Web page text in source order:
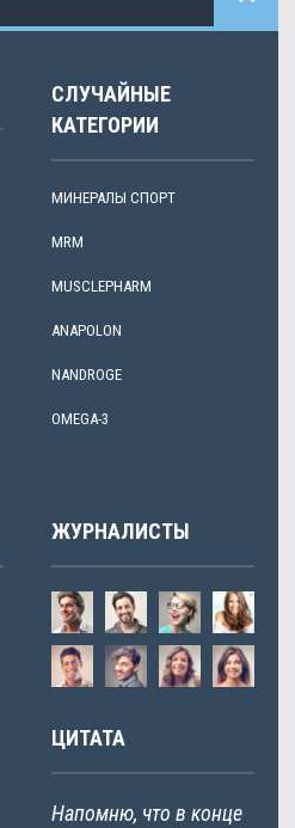
СЛУЧАЙНЫЕ
КАТЕГОРИИ
МИНЕРАЛЫ СПОРТ
MRM
MUSCLEPHARM
ANAPOLON
NANDROGE
OMEGA-3
ЖУРНАЛИСТЫ
ЦИТАТА
Напомню, что в конце